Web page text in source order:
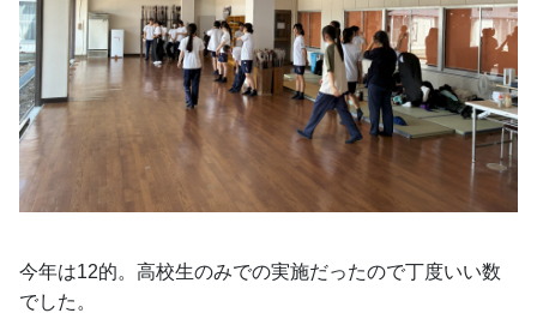
今年は12的。高校生のみでの実施だったので丁度いい数
でした。